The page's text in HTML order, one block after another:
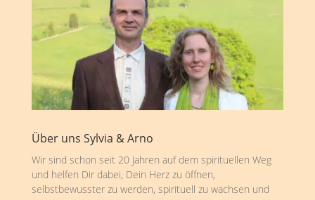
Über uns Sylvia & Arno
Wir sind schon seit 20 Jahren auf dem spirituellen Weg
und helfen Dir dabei, Dein Herz zu öffnen,
selbstbewusster zu werden, spirituell zu wachsen und